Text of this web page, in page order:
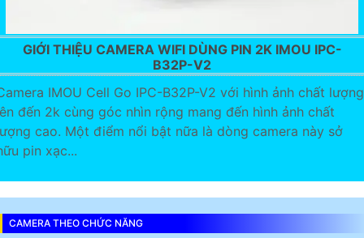
GIỚI THIỆU CAMERA WIFI DÙNG PIN 2K IMOU IPC-
B32P-V2
IMOU Cell Go IPC-B32P-V2 với hình ảnh chất lượng
đến 2k cùng góc nhìn rộng mang đến hình ảnh chất
cao. Một điểm nổi bật nữa là dòng camera này sở
pin xạc...
CAMERA THEO CHỨC NĂNG